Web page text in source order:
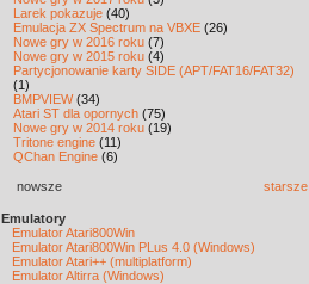
Larek pokazuje (40)
Emulacja ZX Spectrum na VBXE (26)
Nowe gry w 2016 roku (7)
Nowe gry w 2015 roku (4)
Partycjonowanie karty SIDE (APT/FAT16/FAT32)
(1)
BMPVIEW(34)
Atari ST dla opornych (75)
Nowe gry w 2014 roku (19)
Tritone engine (11)
QChan Engine (6)
nowsze starsze
Emulatory
Emulator Atari800Win
Emulator Atari800Win PLus 4.0 (Windows)
Emulator Atari++ (multiplatform)
Emulator Altirra (Windows)